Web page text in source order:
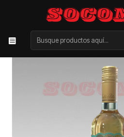
Inicio Categorías
120 Late Harvest Tres